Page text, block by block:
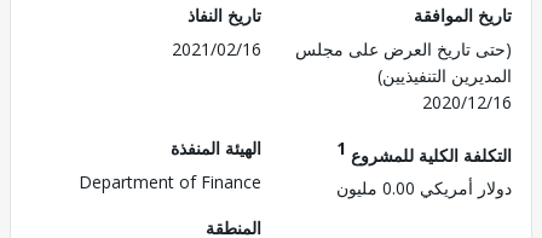
الموافقة
تاريخ العرض على مجلس
التنفيذيين)
2020/
تاريخ النفاذ
2021/02/16
الكلية للمشروع1
0.00 مليون
الهيئة المنفذة
Department of Finance